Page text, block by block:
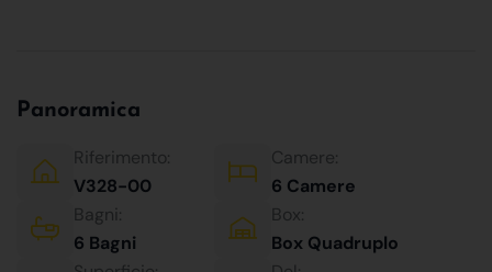
Panoramica
Riferimento:
V328-00
Camere:
6 Camere
Bagni:
6 Bagni
Box:
Box Quadruplo